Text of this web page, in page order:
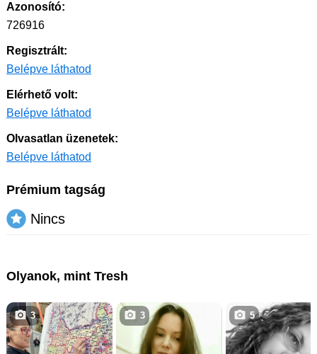
Azonosító:
726916
Regisztrált:
Belépve láthatod
Elérhető volt:
Belépve láthatod
Olvasatlan üzenetek:
Belépve láthatod
Prémium tagság
Nincs
Olyanok, mint Tresh
3 3 5